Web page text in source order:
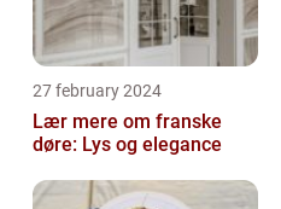
27 february 2024
Lær mere om franske
døre: Lys og elegance